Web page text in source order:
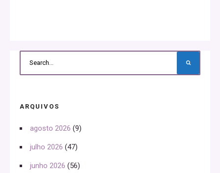
ARQUIVOS
agosto 2026 (9)
julho 2026 (47)
junho 2026 (56)